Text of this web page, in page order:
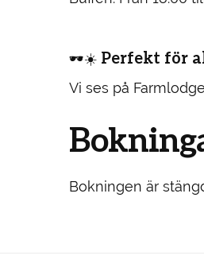
🕶️☀️ Perfekt för
Vi ses på
Bokningen är